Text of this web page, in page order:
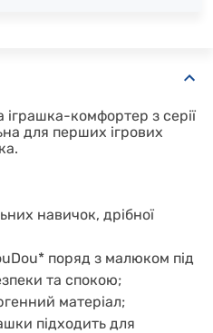
іграшка-комфортер з серії
для перших ігрових
навичок, дрібної
поряд з малюком під
та спокою;
матеріал;
підходить для